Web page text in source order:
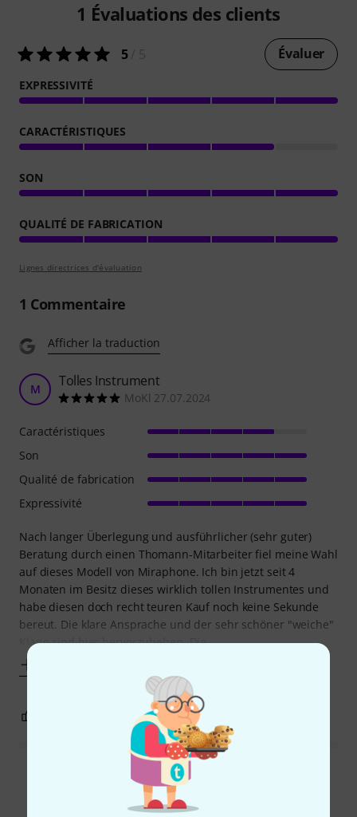
1 Évaluations des clients
5/ 5 Évaluer
EXPRESSIVITÉ
CARACTÉRISTIQUES
SON
QUALITÉ DE FABRICATION
Lignes directrices d'évaluation
1 Commentaire
Afficher la traduction
M Tolles Instrument
MoKl 27.07.2024
Nach langer Überlegung und ausführlicher (sehr guter)
Beratung durch einen Thomann-Mitarbeiter fiel meine Wahl
auf dieses Modell von Miraphone. Ich bin jetzt seit 4
Monaten im Besitz dieses wirklich tollen Instrumentes und
habe diesen doch recht teuren Kauf noch keine Sekunde
bereut. Die klare Ansprache und der sehr schöner "weiche"
Klang sind hier hervorzuheben. Die
Caractéristiques
Son
Qualité de fabrication
Expressivité
SIGNALER L'ÉVALUATION
Lire toutes les évaluations